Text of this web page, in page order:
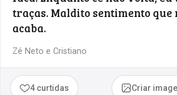
traças. Maldito sentimento que
acaba.
Zé Neto e Cristiano
4 curtidas Criar